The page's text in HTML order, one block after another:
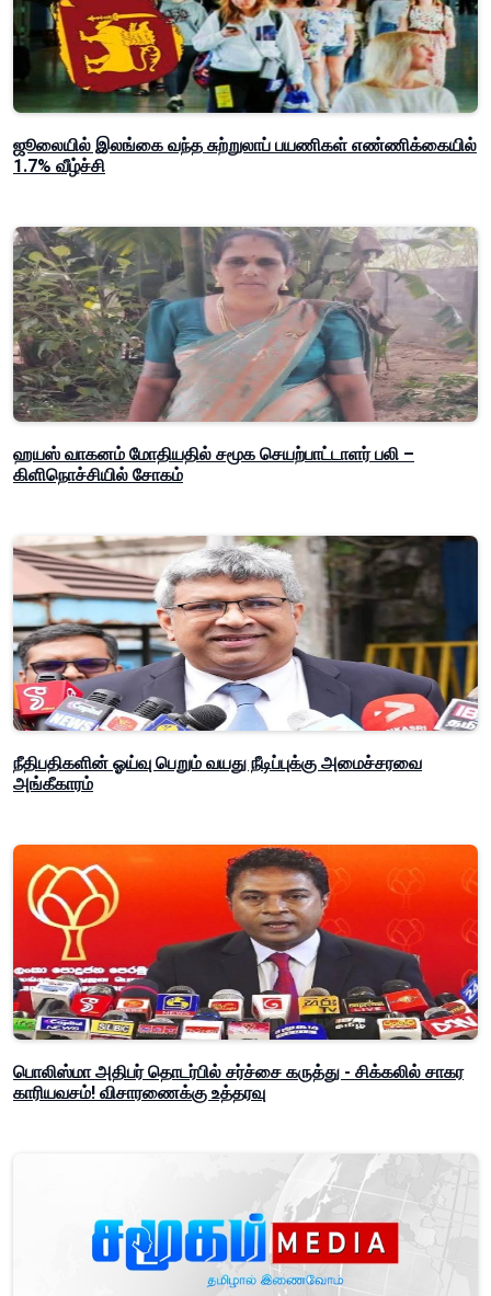
ஜூலையில் இலங்கை வந்த சுற்றுலாப் பயணிகள் எண்ணிக்கையில்
1.7% வீழ்ச்சி
ஹயஸ் வாகனம் மோதியதில் சமூக செயற்பாட்டாளர் பலி –
கிளிநொச்சியில் சோகம்
நீதிபதிகளின் ஓய்வு பெறும் வயது நீடிப்புக்கு அமைச்சரவை
அங்கீகாரம்
பொலிஸ்மா அதிபர் தொடர்பில் சர்ச்சை கருத்து - சிக்கலில் சாகர
காரியவசம்! விசாரணைக்கு உத்தரவு